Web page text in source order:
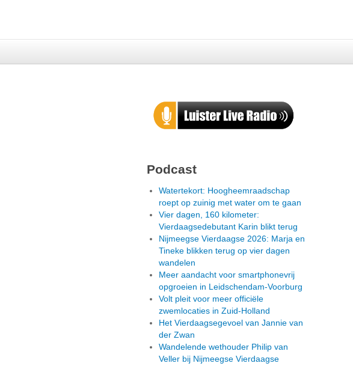
Podcast
Watertekort: Hoogheemraadschap
roept op zuinig met water om te gaan
Vier dagen, 160 kilometer:
Vierdaagsedebutant Karin blikt terug
Nijmeegse Vierdaagse 2026: Marja en
Tineke blikken terug op vier dagen
wandelen
Meer aandacht voor smartphonevrij
opgroeien in Leidschendam-Voorburg
Volt pleit voor meer officiële
zwemlocaties in Zuid-Holland
Het Vierdaagsegevoel van Jannie van
der Zwan
Wandelende wethouder Philip van
Veller bij Nijmeegse Vierdaagse